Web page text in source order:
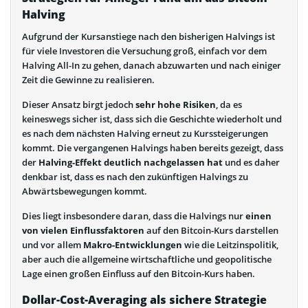
Halving
Aufgrund der Kursanstiege nach den bisherigen Halvings ist
für viele Investoren die Versuchung groß, einfach vor dem
Halving All-In zu gehen, danach abzuwarten und nach einiger
Zeit die Gewinne zu realisieren.
Dieser Ansatz birgt jedochsehr hohe Risiken, da es
keineswegs sicher ist, dass sich die Geschichte wiederholt und
es nach dem nächsten Halving erneut zu Kurssteigerungen
kommt. Die vergangenen Halvings haben bereits gezeigt, dass
der Halving-Effekt deutlich nachgelassen hat und es daher
denkbar ist, dass es nach den zukünftigen Halvings zu
Abwärtsbewegungen kommt.
Dies liegt insbesondere daran, dass die Halvings nureinen
von vielen Einflussfaktoren auf den Bitcoin-Kurs darstellen
und vor allem Makro-Entwicklungen wie die Leitzinspolitik,
aber auch die allgemeine wirtschaftliche und geopolitische
Lage einen großen Einfluss auf den Bitcoin-Kurs haben.
Dollar-Cost-Averaging als sichere Strategie